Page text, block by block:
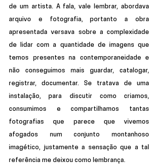
de um artista. A fala, vale lembrar, abordava
arquivo e fotografia, portanto a obra
apresentada versava sobre a complexidade
de lidar com a quantidade de imagens que
temos presentes na contemporaneidade e
não conseguimos mais guardar, catalogar,
registrar, documentar. Se tratava de uma
instalação, para discutir como criamos,
consumimos e compartilhamos tantas
fotografias que parece que vivemos
afogados num conjunto montanhoso
imagético, justamente a sensação que a tal
referência me deixou como lembrança.